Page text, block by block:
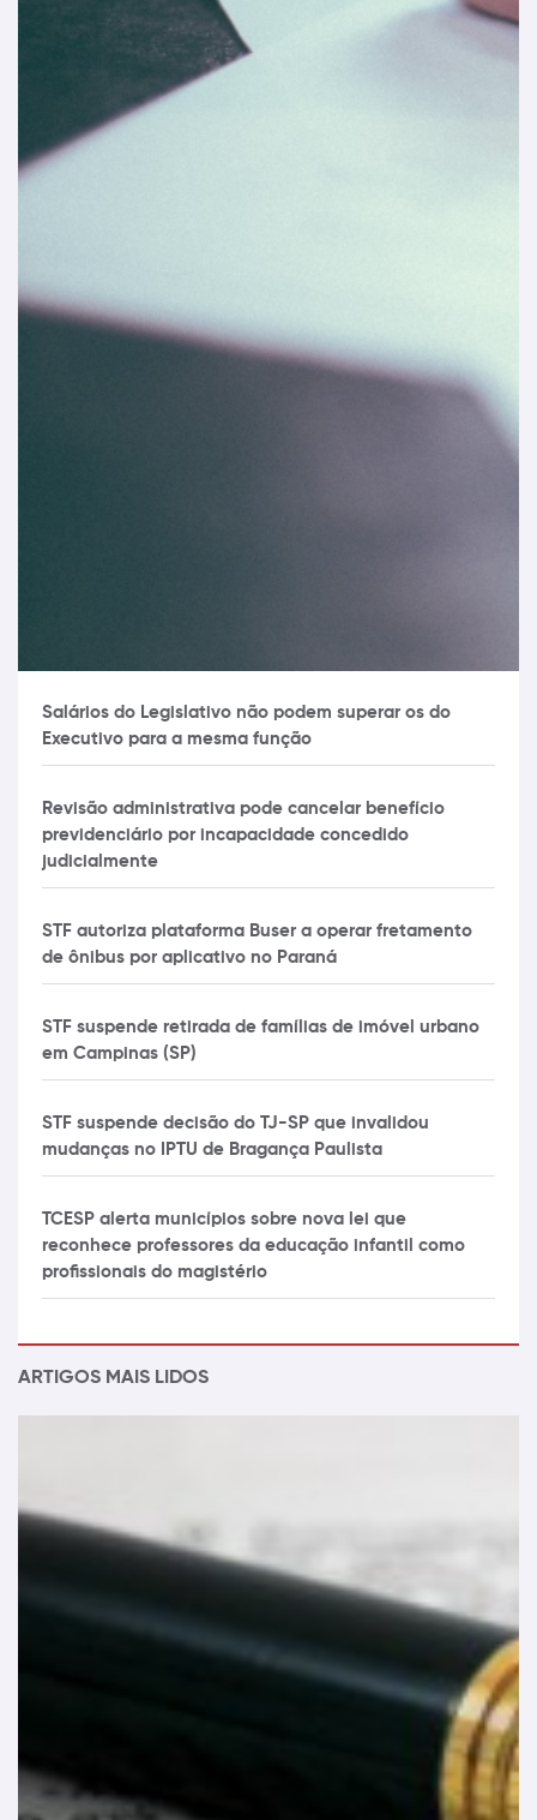
Salários do Legislativo não podem superar os do
Executivo para a mesma função
Revisão administrativa pode cancelar benefício
previdenciário por incapacidade concedido
judicialmente
STF autoriza plataforma Buser a operar fretamento
de ônibus por aplicativo no Paraná
STF suspende retirada de famílias de imóvel urbano
em Campinas (SP)
STF suspende decisão do TJ-SP que invalidou
mudanças no IPTU de Bragança Paulista
TCESP alerta municípios sobre nova lei que
reconhece professores da educação infantil como
profissionais do magistério
ARTIGOS MAIS LIDOS